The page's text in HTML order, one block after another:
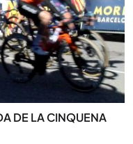
DE LA CINQUENA